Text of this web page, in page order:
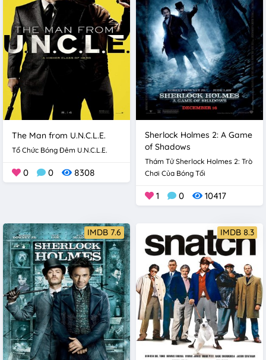
The Man from U.N.C.L.E.
Tổ Chức Bóng Đêm U.N.C.L.E.
0 0 8308
Sherlock Holmes 2: A Game
of Shadows
Thám Tử Sherlock Holmes 2: Trò
Chơi Của Bóng Tối
1 0 10417
IMDB 7.6 IMDB 8.3